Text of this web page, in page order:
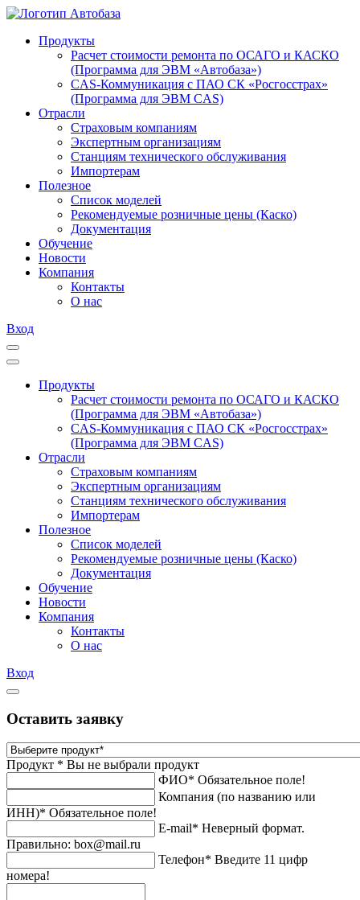
Продукты
Расчет стоимости ремонта по ОСАГО и КАСКО
(Программа для ЭВМ «Автобаза»)
CAS-Коммуникация с ПАО СК «Росгосстрах»
(Программа для ЭВМ CAS)
Отрасли
Страховым компаниям
Экспертным организациям
Станциям технического обслуживания
Импортерам
Полезное
Список моделей
Рекомендуемые розничные цены (Каско)
Документация
Обучение
Новости
Компания
Контакты
О нас
Вход
Продукты
Расчет стоимости ремонта по ОСАГО и КАСКО
(Программа для ЭВМ «Автобаза»)
CAS-Коммуникация с ПАО СК «Росгосстрах»
(Программа для ЭВМ CAS)
Отрасли
Страховым компаниям
Экспертным организациям
Станциям технического обслуживания
Импортерам
Полезное
Список моделей
Рекомендуемые розничные цены (Каско)
Документация
Обучение
Новости
Компания
Контакты
О нас
Вход
Оставить заявку
Продукт * Вы не выбрали продукт
ФИО* Обязательное поле!
Компания (по названию или
ИНН)* Обязательное поле!
E-mail* Неверный формат.
Правильно: box@mail.ru
Телефон* Введите 11 цифр
номера!